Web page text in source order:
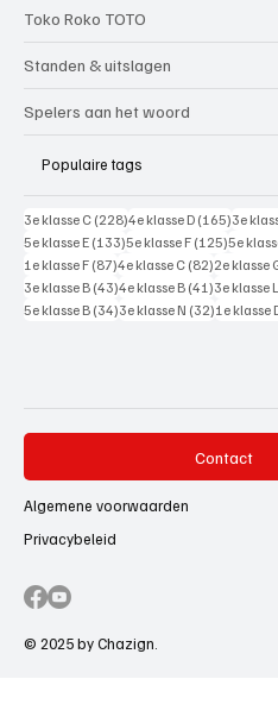
Toko Roko TOTO
Standen & uitslagen
Spelers aan het woord
Populaire tags
3e klasse C (228)228 posts
4e klasse D (165)165
3e
5e klasse E (133)133 posts
5e klasse F (125)125
5e
1e klasse F (87)87 posts
4e klasse C (82)82 posts
2e klasse
3e klasse B (43)43 posts
4e klasse B (41)41 posts
3e klasse L
5e klasse B (34)34 posts
3e klasse N (32)32 posts
1e klasse
Contact
Algemene voorwaarden
Privacybeleid
© 2025 by Chazign.